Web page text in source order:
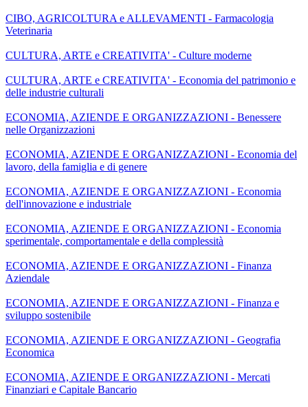
CIBO, AGRICOLTURA e ALLEVAMENTI - Farmacologia
Veterinaria
CULTURA, ARTE e CREATIVITA' - Culture moderne
CULTURA, ARTE e CREATIVITA' - Economia del patrimonio e
delle industrie culturali
ECONOMIA, AZIENDE E ORGANIZZAZIONI - Benessere
nelle Organizzazioni
ECONOMIA, AZIENDE E ORGANIZZAZIONI - Economia del
lavoro, della famiglia e di genere
ECONOMIA, AZIENDE E ORGANIZZAZIONI - Economia
dell'innovazione e industriale
ECONOMIA, AZIENDE E ORGANIZZAZIONI - Economia
sperimentale, comportamentale e della complessità
ECONOMIA, AZIENDE E ORGANIZZAZIONI - Finanza
Aziendale
ECONOMIA, AZIENDE E ORGANIZZAZIONI - Finanza e
sviluppo sostenibile
ECONOMIA, AZIENDE E ORGANIZZAZIONI - Geografia
Economica
ECONOMIA, AZIENDE E ORGANIZZAZIONI - Mercati
Finanziari e Capitale Bancario